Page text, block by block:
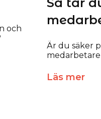
och
Är du säker
Läs mer